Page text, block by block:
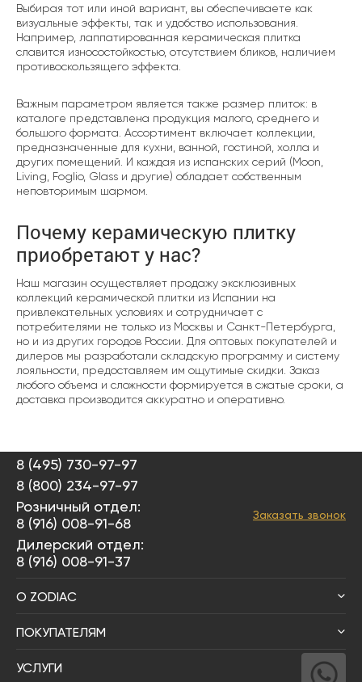
Выбирая тот или иной вариант, вы обеспечиваете как
визуальные эффекты, так и удобство использования.
Например, лаппатированная керамическая плитка
славится износостойкостью, отсутствием бликов, наличием
противоскользящего эффекта.
Важным параметром является также размер плиток: в
каталоге представлена продукция малого, среднего и
большого формата. Ассортимент включает коллекции,
предназначенные для кухни, ванной, гостиной, холла и
других помещений. И каждая из испанских серий (Moon,
Living, Foglio, Glass и другие) обладает собственным
неповторимым шармом.
Почему керамическую плитку
приобретают у нас?
Наш магазин осуществляет продажу эксклюзивных
коллекций керамической плитки из Испании на
привлекательных условиях и сотрудничает с
потребителями не только из Москвы и Санкт-Петербурга,
но и из других городов России. Для оптовых покупателей и
дилеров мы разработали складскую программу и систему
лояльности, предоставляем им ощутимые скидки. Заказ
любого объема и сложности формируется в сжатые сроки, а
доставка производится аккуратно и оперативно.
8 (495) 730-97-97
8 (800) 234-97-97
Розничный отдел:
8 (916) 008-91-68
Дилерский отдел:
8 (916) 008-91-37
Заказать звонок
О ZODIAC
ПОКУПАТЕЛЯМ
УСЛУГИ